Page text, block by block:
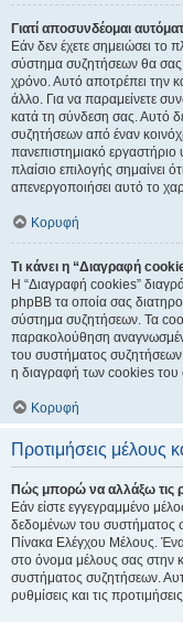
Γιατί αποσυνδέομαι
Εάν δεν έχετε σημειώσει το
σύστημα συζητήσεων θα σας
χρόνο. Αυτό αποτρέπει την
άλλο. Για να παραμείνετε
κατά τη σύνδεση σας. Αυτό
συζητήσεων από έναν
πανεπιστημιακό
πλαίσιο επιλογής σημαίνει
απενεργοποιήσει αυτό το
Κορυφή
Τι κάνει η “Διαγραφή
Η “Διαγραφή cookies”
phpBB τα οποία σας
σύστημα συζητήσεων. Τα
παρακολούθηση
του συστήματος
η διαγραφή των cookies του
Κορυφή
Προτιμήσεις μέλους
Πώς μπορώ να αλλάξω τις
Εάν είστε εγγεγραμμένο
δεδομένων του συστήματος
Πίνακα Ελέγχου Μέλους.
στο όνομα μέλους σας στην
συστήματος συζητήσεων.
ρυθμίσεις και τις